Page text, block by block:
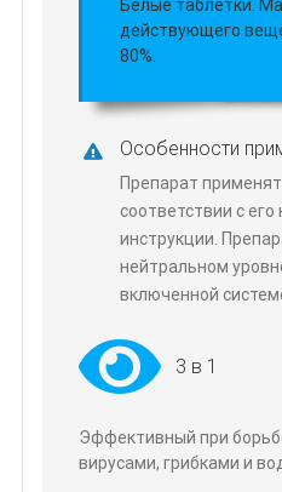
Белые таблетки.
действующего
80%.
Особенности
Препарат
соответствии с
инструкции.
нейтральном
включенной
3 в 1
Эффективный при
вирусами, грибками и